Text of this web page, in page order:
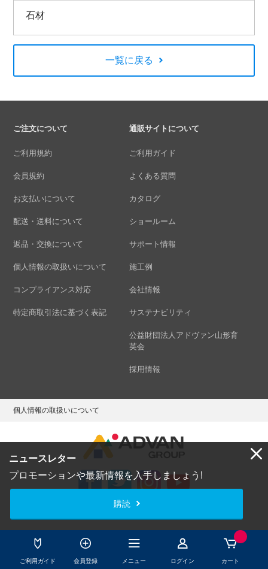
ご利用ガイド 会員登録 メニュー ログイン カート
ニュースレター
プロモーションや最新情報を入手しましょう!
購読
石材
一覧に戻る
ご注文について
ご利用規約
会員規約
お支払いについて
配送・送料について
返品・交換について
個人情報の取扱いについて
コンプライアンス対応
特定商取引法に基づく表記
通販サイトについて
ご利用ガイド
よくある質問
カタログ
ショールーム
サポート情報
施工例
会社情報
サステナビリティ
公益財団法人アドヴァン山形育
英会
採用情報
個人情報の取扱いについて